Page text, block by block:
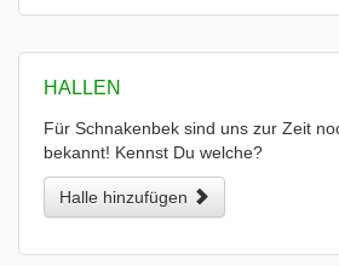
HALLEN
Für Schnakenbek sind uns zur Zeit
bekannt! Kennst Du welche?
Halle hinzufügen